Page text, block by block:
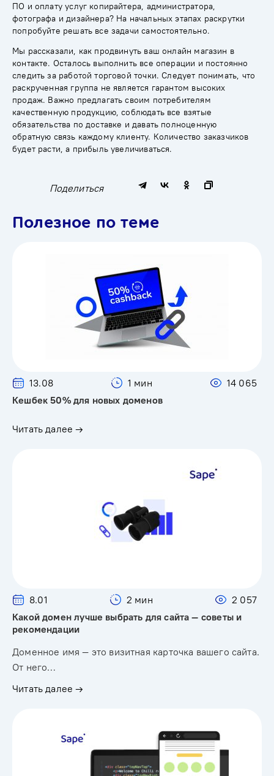
ПО и оплату услуг копирайтера, администратора,
фотографа и дизайнера? На начальных этапах раскрутки
попробуйте решать все задачи самостоятельно.
Мы рассказали, как продвинуть ваш онлайн магазин в
контакте. Осталось выполнить все операции и постоянно
следить за работой торговой точки. Следует понимать, что
раскрученная группа не является гарантом высоких
продаж. Важно предлагать своим потребителям
качественную продукцию, соблюдать все взятые
обязательства по доставке и давать полноценную
обратную связь каждому клиенту. Количество заказчиков
будет расти, а прибыль увеличиваться.
Поделиться
Полезное по теме
13.08 1 мин
14 065
Кешбек 50% для новых доменов
Читать далее →
8.01 2 мин
2 057
Какой домен лучше выбрать для сайта — советы и
рекомендации
Доменное имя — это визитная карточка вашего сайта.
От него…
Читать далее →